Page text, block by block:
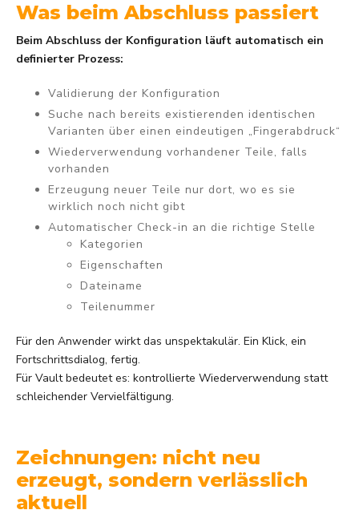
Was beim Abschluss passiert
Beim Abschluss der Konfiguration läuft automatisch ein
definierter Prozess:
Validierung der Konfiguration
Suche nach bereits existierenden identischen
Varianten über einen eindeutigen „Fingerabdruck“
Wiederverwendung vorhandener Teile, falls
vorhanden
Erzeugung neuer Teile nur dort, wo es sie
wirklich noch nicht gibt
Automatischer Check-in an die richtige Stelle
Kategorien
Eigenschaften
Dateiname
Teilenummer
Für den Anwender wirkt das unspektakulär. Ein Klick, ein
Fortschrittsdialog, fertig.
Für Vault bedeutet es: kontrollierte Wiederverwendung statt
schleichender Vervielfältigung.
Zeichnungen: nicht neu
erzeugt, sondern verlässlich
aktuell